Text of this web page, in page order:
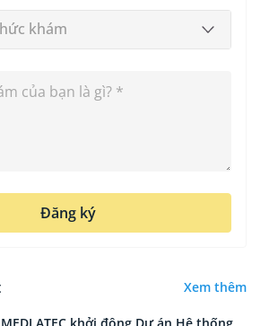
khám
Đăng ký
Xem thêm